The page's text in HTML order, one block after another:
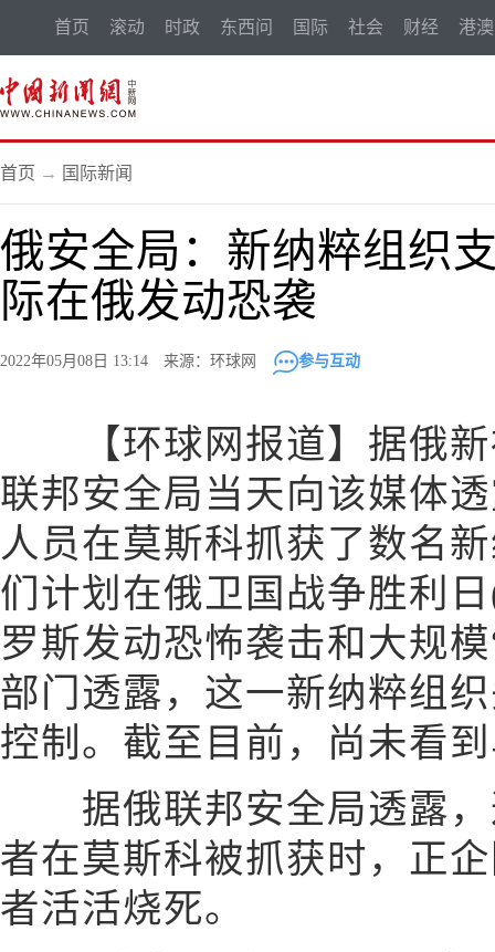
首页 滚动 时政 东西问 国际 社会 财经 港澳
首页 → 国际新闻
俄安全局：新纳粹组织
际在俄发动恐袭
2022年05月08日 13:14 来源：环球网 参与互动
【环球网报道】据俄新
联邦安全局当天向该媒体
人员在莫斯科抓获了数名
们计划在俄卫国战争胜利
罗斯发动恐怖袭击和大规
部门透露，这一新纳粹组
控制。截至目前，尚未看
据俄联邦安全局透露，
者在莫斯科被抓获时，正
者活活烧死。